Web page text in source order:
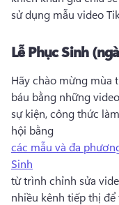
sử dụng mẫu video
Lễ Phục Sinh
Hãy chào mừng mùa
báu bằng những
sự kiện, công thức
hội bằng
các mẫu và đa
Sinh
từ trình chỉnh sửa
nhiều kênh tiếp thị